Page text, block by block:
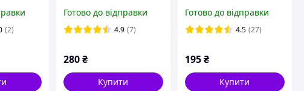
(2)
щит амулет оберіг
Готово до відправки
4.9 (7)
280 ₴
Купити
амулет талісман
символ слов'ян
Готово до відправки
4.5 (27)
195₴
Купити